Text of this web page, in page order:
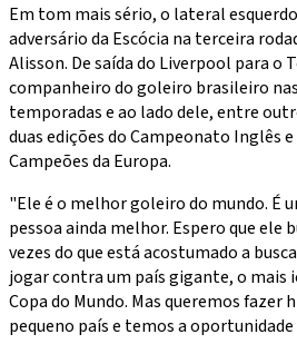
Em tom mais sério, o lateral
adversário da Escócia na terceira
Alisson. De saída do Liverpool para o
companheiro do goleiro brasileiro
temporadas e ao lado dele, entre
duas edições do Campeonato Inglês e
Campeões da Europa.
"Ele é o melhor goleiro do mundo. É
pessoa ainda melhor. Espero que ele
vezes do que está acostumado a
jogar contra um país gigante, o mais
Copa do Mundo. Mas queremos fazer
pequeno país e temos a oportunidade